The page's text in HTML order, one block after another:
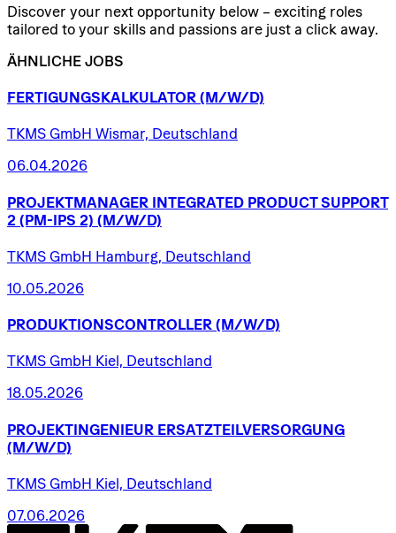
Discover your next opportunity below – exciting roles
tailored to your skills and passions are just a click away.
ÄHNLICHE JOBS
FERTIGUNGSKALKULATOR (M/W/D)
TKMS GmbH Wismar, Deutschland
06.04.2026
PROJEKTMANAGER INTEGRATED PRODUCT SUPPORT
2 (PM-IPS 2) (M/W/D)
TKMS GmbH Hamburg, Deutschland
10.05.2026
PRODUKTIONSCONTROLLER (M/W/D)
TKMS GmbH Kiel, Deutschland
18.05.2026
PROJEKTINGENIEUR ERSATZTEILVERSORGUNG
(M/W/D)
TKMS GmbH Kiel, Deutschland
07.06.2026